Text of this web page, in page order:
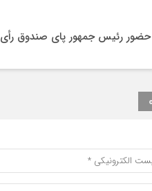
حضور رئیس جمهور پای صندوق رأی